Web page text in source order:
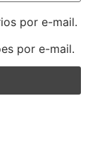
por e-mail.
por e-mail.